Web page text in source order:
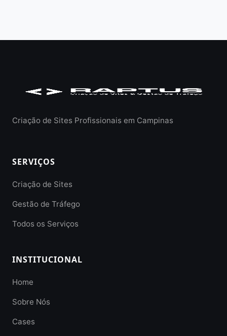
Criação de Sites Profissionais em Campinas
SERVIÇOS
Criação de Sites
Gestão de Tráfego
Todos os Serviços
INSTITUCIONAL
Home
Sobre Nós
Cases